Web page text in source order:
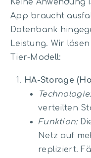
Keine Anwendung
App braucht
Datenbank
Leistung. Wir
Tier-Modell:
HA-Storage
Technologie:
verteilten
Funktion:
Netz auf
repliziert.